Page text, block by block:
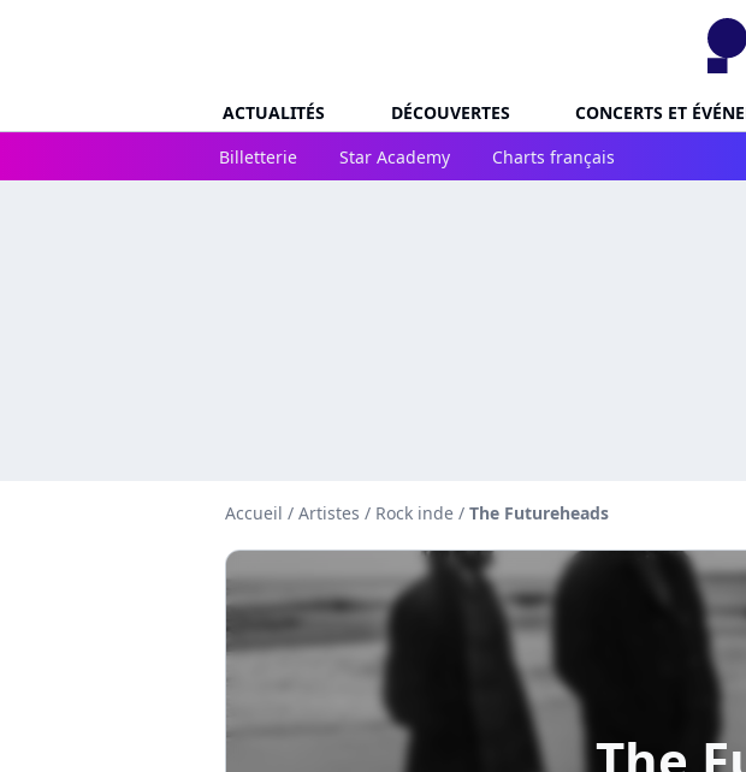
ACTUALITÉS DÉCOUVERTES CONCERTS ET
Billetterie
Star Academy Charts français
Accueil / Artistes / Rock inde / The Futureheads